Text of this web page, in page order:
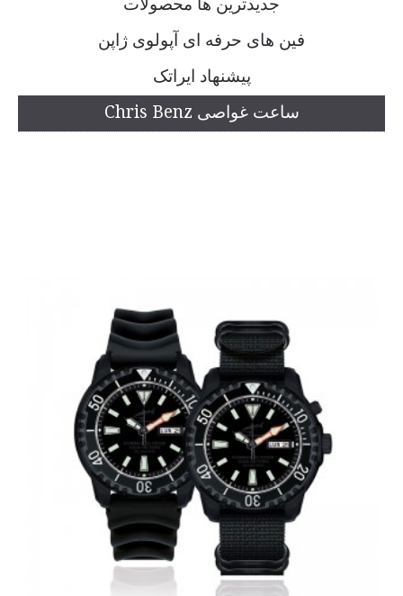
فین های حرفه ای آپولوی ژاپن
پیشنهاد ایراتک
ساعت غواصی Chris Benz